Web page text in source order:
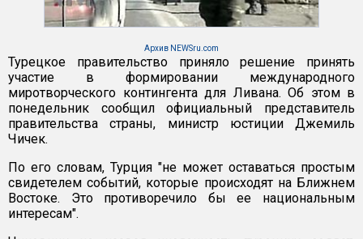
Архив NEWSru.com
Турецкое правительство приняло решение принять
участие в формировании международного
миротворческого контингента для Ливана. Об этом в
понедельник сообщил официальный представитель
правительства страны, министр юстиции Джемиль
Чичек.
По его словам, Турция "не может оставаться простым
свидетелем событий, которые происходят на Ближнем
Востоке. Это противоречило бы ее национальным
интересам".